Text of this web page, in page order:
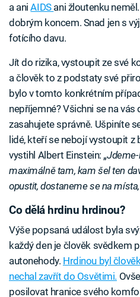
a aniAIDS ani žloutenku
dobrým koncem. Snad jen s
fotícího davu.
Jít do rizika, vystoupit ze své
a člověk to z podstaty své
bylo v tomto konkrétním
nepříjemné? Všichni se na vás
zasahujete správně. Ušpiníte
lidé, kteří se nebojí vystoupit z
vystihl Albert Einstein: „
maximálně tam, kam šel ten
opustit, dostaneme se na
Co dělá hrdinu hrdinou?
Výše popsaná událost byla
každý den je člověk svědkem
autonehody. Hrdinou byl
nechal zavřít do Osvětimi.
posilovat hranice svého